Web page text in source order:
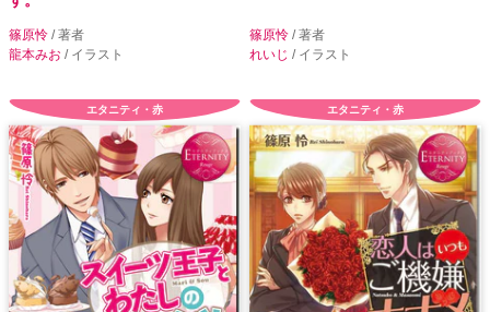
篠原怜 / 著者
龍本みお / イラスト
篠原怜 / 著者
れいじ / イラスト
エタニティ・赤 エタニティ・赤